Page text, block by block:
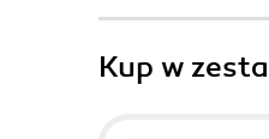
Kup w